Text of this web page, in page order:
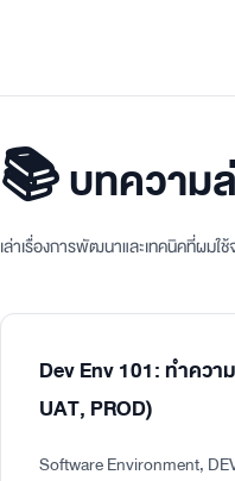
📚 บทความ
เล่าเรื่องการพัฒนาและเทคนิคที่ผมใช้
Dev Env 101: ทำควา
UAT, PROD)
Software Environment,